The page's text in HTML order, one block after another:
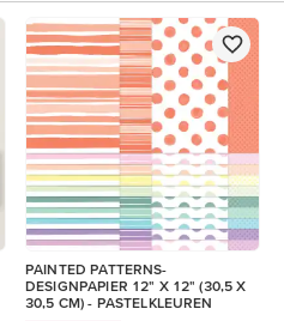
PAINTED PATTERNS-
DESIGNPAPIER 12" X 12" (30,5 X
30,5 CM) - PASTELKLEUREN